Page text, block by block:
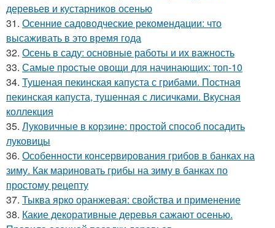
деревьев и кустарников осенью
31. Осенние садоводческие рекомендации: что
высаживать в это время года
32. Осень в саду: основные работы и их важность
33. Самые простые овощи для начинающих: топ-10
34. Тушеная пекинская капуста с грибами. Постная
пекинская капуста, тушенная с лисичками. Вкусная
коллекция
35. Луковичные в корзине: простой способ посадить
луковицы
36. Особенности консервирования грибов в банках на
зиму. Как мариновать грибы на зиму в банках по
простому рецепту
37. Тыква ярко оранжевая: свойства и применение
38. Какие декоративные деревья сажают осенью.